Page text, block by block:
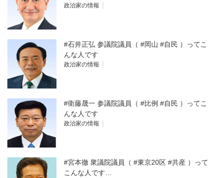
政治家の情報
#石井正弘 参議院議員（ #岡山 #自民 ）ってこ
んな人です
政治家の情報
#衛藤晟一 参議院議員（ #比例 #自民 ）ってこ
んな人です
政治家の情報
#宮本徹 衆議院議員（ #東京20区 #共産 ）って
こんな人です…